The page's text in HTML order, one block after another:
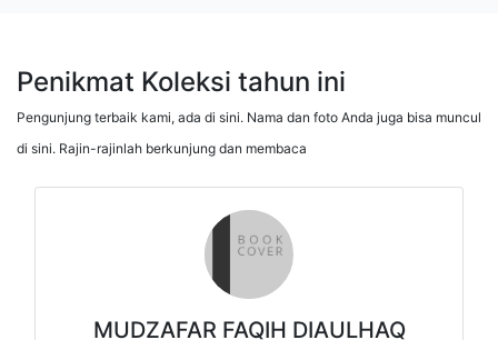
Penikmat Koleksi tahun ini
Pengunjung terbaik kami, ada di sini. Nama dan foto Anda juga bisa muncul
di sini. Rajin-rajinlah berkunjung dan membaca
MUDZAFAR FAQIH DIAULHAQ